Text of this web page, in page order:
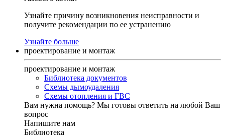
Узнайте причину возникновения неисправности и
получите рекомендации по ее устранению
Узнайте больше
проектирование и монтаж
проектирование и монтаж
Библиотека документов
Схемы дымоудаления
Схемы отопления и ГВС
Вам нужна помощь? Мы готовы ответить на любой Ваш
вопрос
Напишите нам
Библиотека